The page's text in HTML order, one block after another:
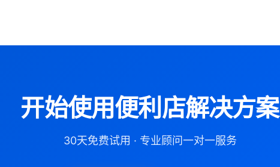
开始使用便利店解决方案
30天免费试用 · 专业顾问一对一服务